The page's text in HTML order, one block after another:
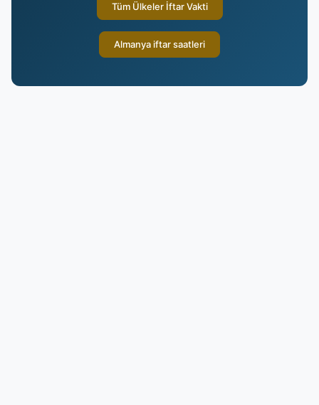
Tüm Ülkeler İftar Vakti
Almanya iftar saatleri